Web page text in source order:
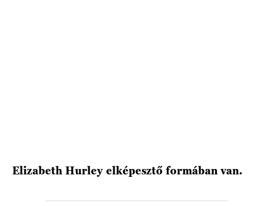
Elizabeth Hurley elképesztő formában van.